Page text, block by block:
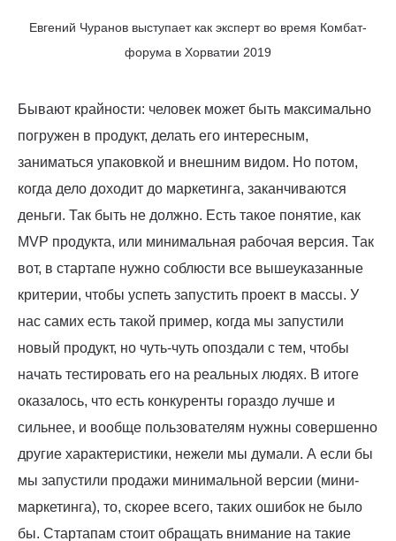
Евгений Чуранов выступает как эксперт во время Комбат-
форума в Хорватии 2019
Бывают крайности: человек может быть максимально
погружен в продукт, делать его интересным,
заниматься упаковкой и внешним видом. Но потом,
когда дело доходит до маркетинга, заканчиваются
деньги. Так быть не должно. Есть такое понятие, как
MVP продукта, или минимальная рабочая версия. Так
вот, в стартапе нужно соблюсти все вышеуказанные
критерии, чтобы успеть запустить проект в массы. У
нас самих есть такой пример, когда мы запустили
новый продукт, но чуть-чуть опоздали с тем, чтобы
начать тестировать его на реальных людях. В итоге
оказалось, что есть конкуренты гораздо лучше и
сильнее, и вообще пользователям нужны совершенно
другие характеристики, нежели мы думали. А если бы
мы запустили продажи минимальной версии (мини-
маркетинга), то, скорее всего, таких ошибок не было
бы. Стартапам стоит обращать внимание на такие